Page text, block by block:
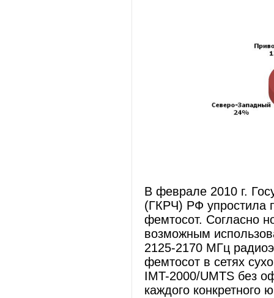
В феврале 2010 г.
(ГКРЧ) РФ упростила
фемтосот. Согласно
возможным
2125-2170 МГц
фемтосот в сетях
IMT-2000/UMTS без
каждого конкретного